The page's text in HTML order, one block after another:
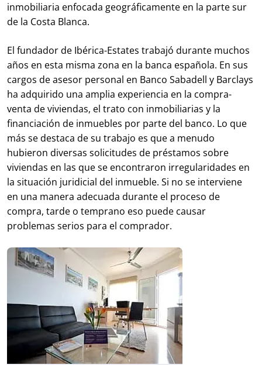
inmobiliaria enfocada geográficamente en la parte sur
de la Costa Blanca.
El fundador de Ibérica-Estates trabajó durante muchos
años en esta misma zona en la banca española. En sus
cargos de asesor personal en Banco Sabadell y Barclays
ha adquirido una amplia experiencia en la compra-
venta de viviendas, el trato con inmobiliarias y la
financiación de inmuebles por parte del banco. Lo que
más se destaca de su trabajo es que a menudo
hubieron diversas solicitudes de préstamos sobre
viviendas en las que se encontraron irregularidades en
la situación juridicial del inmueble. Si no se interviene
en una manera adecuada durante el proceso de
compra, tarde o temprano eso puede causar
problemas serios para el comprador.